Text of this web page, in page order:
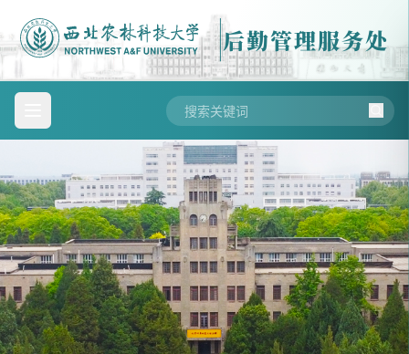
后勤管理服务处